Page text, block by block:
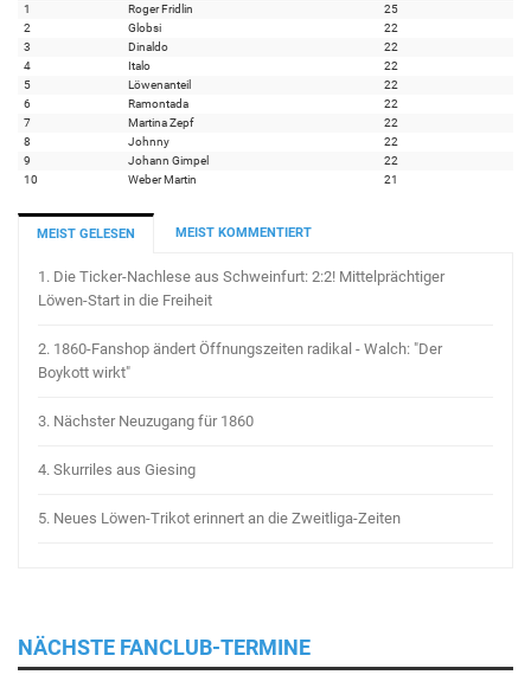
1
Roger Fridlin
25
2
Globsi
22
3
Dinaldo
22
4
Italo
22
5
Löwenanteil
22
6
Ramontada
22
7
Martina Zepf
22
8
Johnny
22
9
Johann Gimpel
22
10
Weber Martin 21
MEIST GELESEN MEIST KOMMENTIERT
1. Die Ticker-Nachlese aus Schweinfurt: 2:2! Mittelprächtiger
Löwen-Start in die Freiheit
2. 1860-Fanshop ändert Öffnungszeiten radikal - Walch: "Der
Boykott wirkt"
3. Nächster Neuzugang für 1860
4. Skurriles aus Giesing
5. Neues Löwen-Trikot erinnert an die Zweitliga-Zeiten
NÄCHSTE FANCLUB-TERMINE